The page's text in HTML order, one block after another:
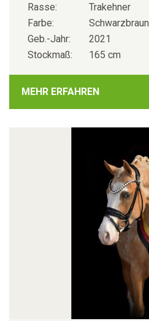
Rasse:
Trakehner
Farbe:
Schwarzbraun
Geb.-Jahr:
2021
Stockmaß:
165 cm
MEHR ERFAHREN